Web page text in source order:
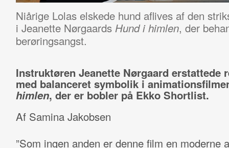
Niårige Lolas elskede hund aflives af den
i Jeanette Nørgaards Hund i himlen, der
berøringsangst.
Instruktøren Jeanette Nørgaard erstattede
med balanceret symbolik i
himlen, der er bobler på Ekko Shortlist.
Af Samina Jakobsen
”Som ingen anden er denne film en moderne